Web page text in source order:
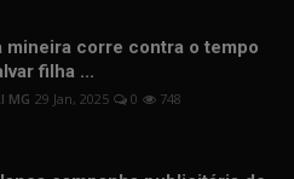
mineira corre contra o tempo
filha ...
MG 29 Jan, 2025 0 748